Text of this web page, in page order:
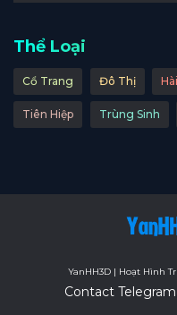
Thể Loại
Cổ Trang Đô Thị
Tiên Hiệp Trùng Sinh
YanHH3D | Hoạt Hình
Contact